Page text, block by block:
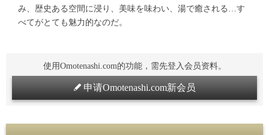
み、歴史ある空間に浸り、美味を味わい、湯で癒される…す
べてがとても魅力的なのだ。
使用Omotenashi.com的功能，需先登入会员资料。
申请Omotenashi.com新会员